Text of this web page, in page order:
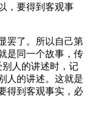
，要得到客观事
罢了。所以自己第
是同一个故事，传
人的讲述时，记
人的讲述。这就是
得到客观事实，必